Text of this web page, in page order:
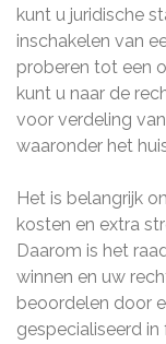
kunt u juridische
inschakelen van
proberen tot een
kunt u naar de
voor verdeling
waaronder het
Het is belangrijk
kosten en extra
Daarom is het
winnen en uw
beoordelen door
gespecialiseerd in